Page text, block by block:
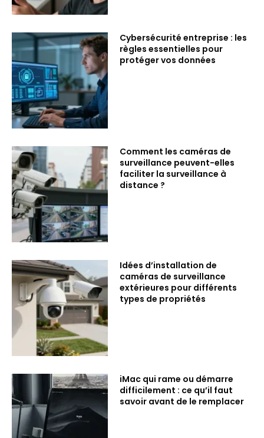
Cybersécurité entreprise : les
règles essentielles pour
protéger vos données
Comment les caméras de
surveillance peuvent-elles
faciliter la surveillance à
distance ?
Idées d’installation de
caméras de surveillance
extérieures pour différents
types de propriétés
iMac qui rame ou démarre
difficilement : ce qu’il faut
savoir avant de le remplacer